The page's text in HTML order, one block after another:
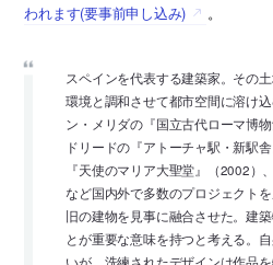
われます(要事前申し込み)
。
スペインを代表する建築家。その
環境と調和させて都市空間に溶け
ン・メリダの『国立古代ローマ博
ドリードの『アトーチャ駅・新駅
『天使のマリア大聖堂』（2002）
など国内外で多数のプロジェクト
旧の建物を見事に融合させた。建
とが重要な意味を持つと考える。